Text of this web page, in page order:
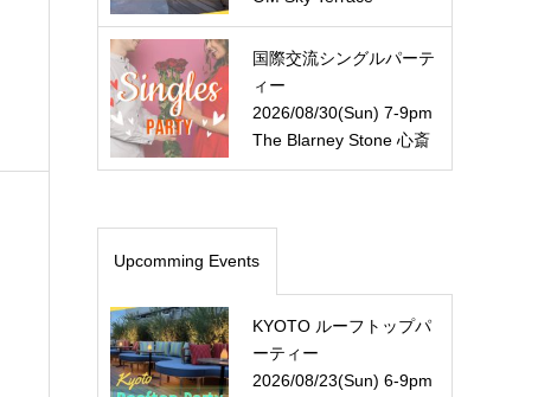
国際交流シングルパーテ
ィー
2026/08/30(Sun) 7-9pm
The Blarney Stone 心斎
橋
Upcomming Events
KYOTO ルーフトップパ
ーティー
2026/08/23(Sun) 6-9pm